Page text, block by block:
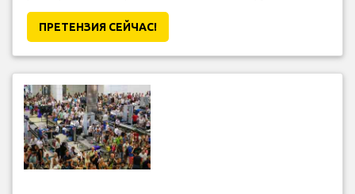
ПРЕТЕНЗИЯ CЕЙЧАС!